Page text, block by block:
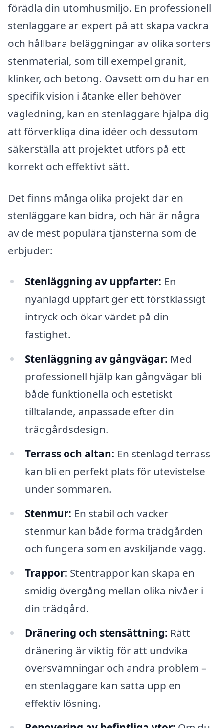
förädla din utomhusmiljö. En professionell
stenläggare är expert på att skapa vackra
och hållbara beläggningar av olika sorters
stenmaterial, som till exempel granit,
klinker, och betong. Oavsett om du har en
specifik vision i åtanke eller behöver
vägledning, kan en stenläggare hjälpa dig
att förverkliga dina idéer och dessutom
säkerställa att projektet utförs på ett
korrekt och effektivt sätt.
Det finns många olika projekt där en
stenläggare kan bidra, och här är några
av de mest populära tjänsterna som de
erbjuder:
Stenläggning av uppfarter: En
nyanlagd uppfart ger ett förstklassigt
intryck och ökar värdet på din
fastighet.
Stenläggning av gångvägar: Med
professionell hjälp kan gångvägar bli
både funktionella och estetiskt
tilltalande, anpassade efter din
trädgårdsdesign.
Terrass och altan: En stenlagd terrass
kan bli en perfekt plats för utevistelse
under sommaren.
Stenmur: En stabil och vacker
stenmur kan både forma trädgården
och fungera som en avskiljande vägg.
Trappor: Stentrappor kan skapa en
smidig övergång mellan olika nivåer i
din trädgård.
Dränering och stensättning: Rätt
dränering är viktig för att undvika
översvämningar och andra problem –
en stenläggare kan sätta upp en
effektiv lösning.